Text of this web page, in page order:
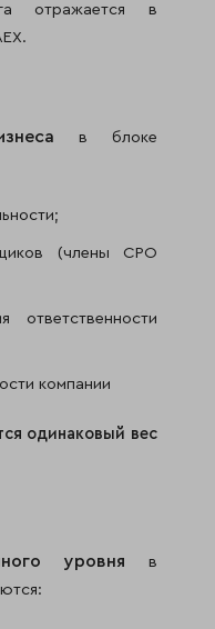
отражается в
в блоке
(члены СРО
ответственности
компании
одинаковый вес
уровня в